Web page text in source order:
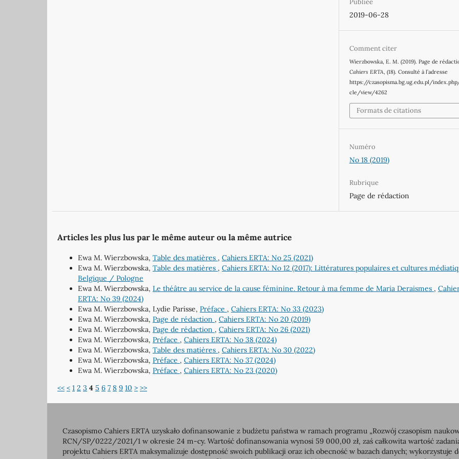
Publiée
2019-06-28
Comment citer
Wierzbowska, E. M. (2019). Page de
Cahiers ERTA, (18). Consulté à l’adresse
https://czasopisma.bg.ug.edu.pl/
cle/view/4262
Formats de citations
Numéro
No 18 (2019)
Rubrique
Page de rédaction
Articles les plus lus par le même auteur ou la même autrice
Ewa M. Wierzbowska, Table des matières , Cahiers ERTA: No 25 (2021)
Ewa M. Wierzbowska, Table des matières , Cahiers ERTA: No 12 (2017): Littératures populaires et cultures
Belgique / Pologne
Ewa M. Wierzbowska, Le théâtre au service de la cause féminine. Retour à ma femme de Maria Deraismes ,
ERTA: No 39 (2024)
Ewa M. Wierzbowska, Lydie Parisse, Préface , Cahiers ERTA: No 33 (2023)
Ewa M. Wierzbowska, Page de rédaction , Cahiers ERTA: No 20 (2019)
Ewa M. Wierzbowska, Page de rédaction , Cahiers ERTA: No 26 (2021)
Ewa M. Wierzbowska, Préface , Cahiers ERTA: No 38 (2024)
Ewa M. Wierzbowska, Table des matières , Cahiers ERTA: No 30 (2022)
Ewa M. Wierzbowska, Préface , Cahiers ERTA: No 37 (2024)
Ewa M. Wierzbowska, Préface , Cahiers ERTA: No 23 (2020)
<< < 1 2 3 4 5 6 7 8 9 10 > >>
Czasopismo Cahiers ERTA uzyskało dofinansowanie z budżetu państwa w ramach programu „Rozwój czasopism
RCN/SP/0222/2021/1 w okresie 24 m-cy. Wartość dofinansowania wynosi 59 000,00 zł, zaś całkowita wartość
projektu Cahiers ERTA maksymalizuje dostępność swoich publikacji oraz ich obecność w bazach danych;